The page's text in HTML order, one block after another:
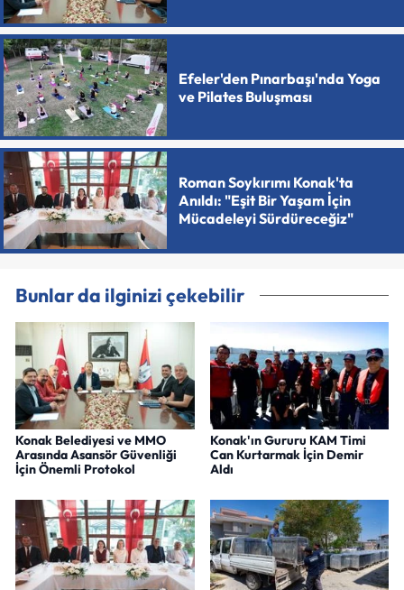
Efeler'den Pınarbaşı'nda Yoga
ve Pilates Buluşması
Roman Soykırımı Konak'ta
Anıldı: "Eşit Bir Yaşam İçin
Mücadeleyi Sürdüreceğiz"
Bunlar da ilginizi çekebilir
Konak Belediyesi ve MMO
Arasında Asansör Güvenliği
İçin Önemli Protokol
Konak'ın Gururu KAM Timi
Can Kurtarmak İçin Demir
Aldı